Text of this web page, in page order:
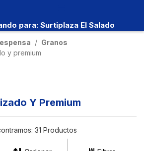
para: Surtiplaza El Salado
Granos
y premium
Y Premium
31 Productos